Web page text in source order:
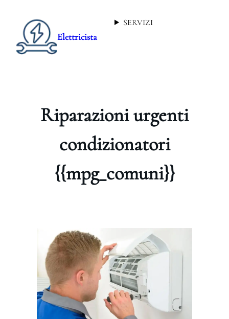
Elettricista
SERVIZI
Riparazioni urgenti
condizionatori
{{mpg_comuni}}